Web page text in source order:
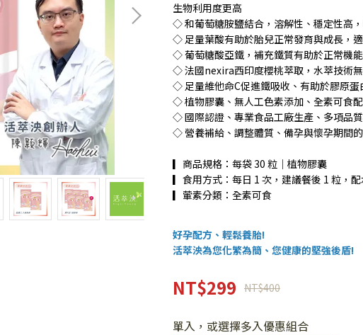
生物利用度更高
◇ 和葡萄糖胺鹽結合，溶解性、穩定性高
◇ 足量葉酸有助於胎兒正常發育與成長，
◇ 葡萄糖酸亞鐵，補充鐵質有助於正常機
◇ 法國nexira西印度櫻桃萃取，水萃技術
◇ 足量維他命C促進鐵吸收、有助於膠原
◇ 植物膠囊、無人工色素添加、全素可食
◇ 國際認證、專業食品工廠生產、多項品
◇ 營養補給、調整體質、備孕與懷孕期間
▎商品規格：每袋 30 粒｜植物膠囊
▎食用方式：每日 1 次，建議餐後 1 粒，
▎葷素分類：全素可食
好孕配方、輕鬆養胎!
活萃泱為您化繁為簡、您健康的堅強後盾!
NT$299 NT$400
單入，或選擇多入優惠組合